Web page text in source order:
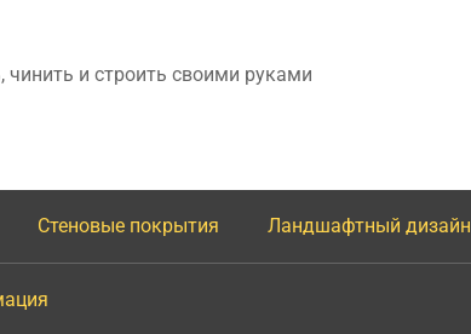
чинить и строить своими руками
Стеновые покрытия Ландшафтный дизайн